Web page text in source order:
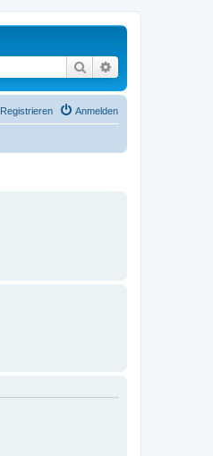
Suche
Anmelden
Registrieren